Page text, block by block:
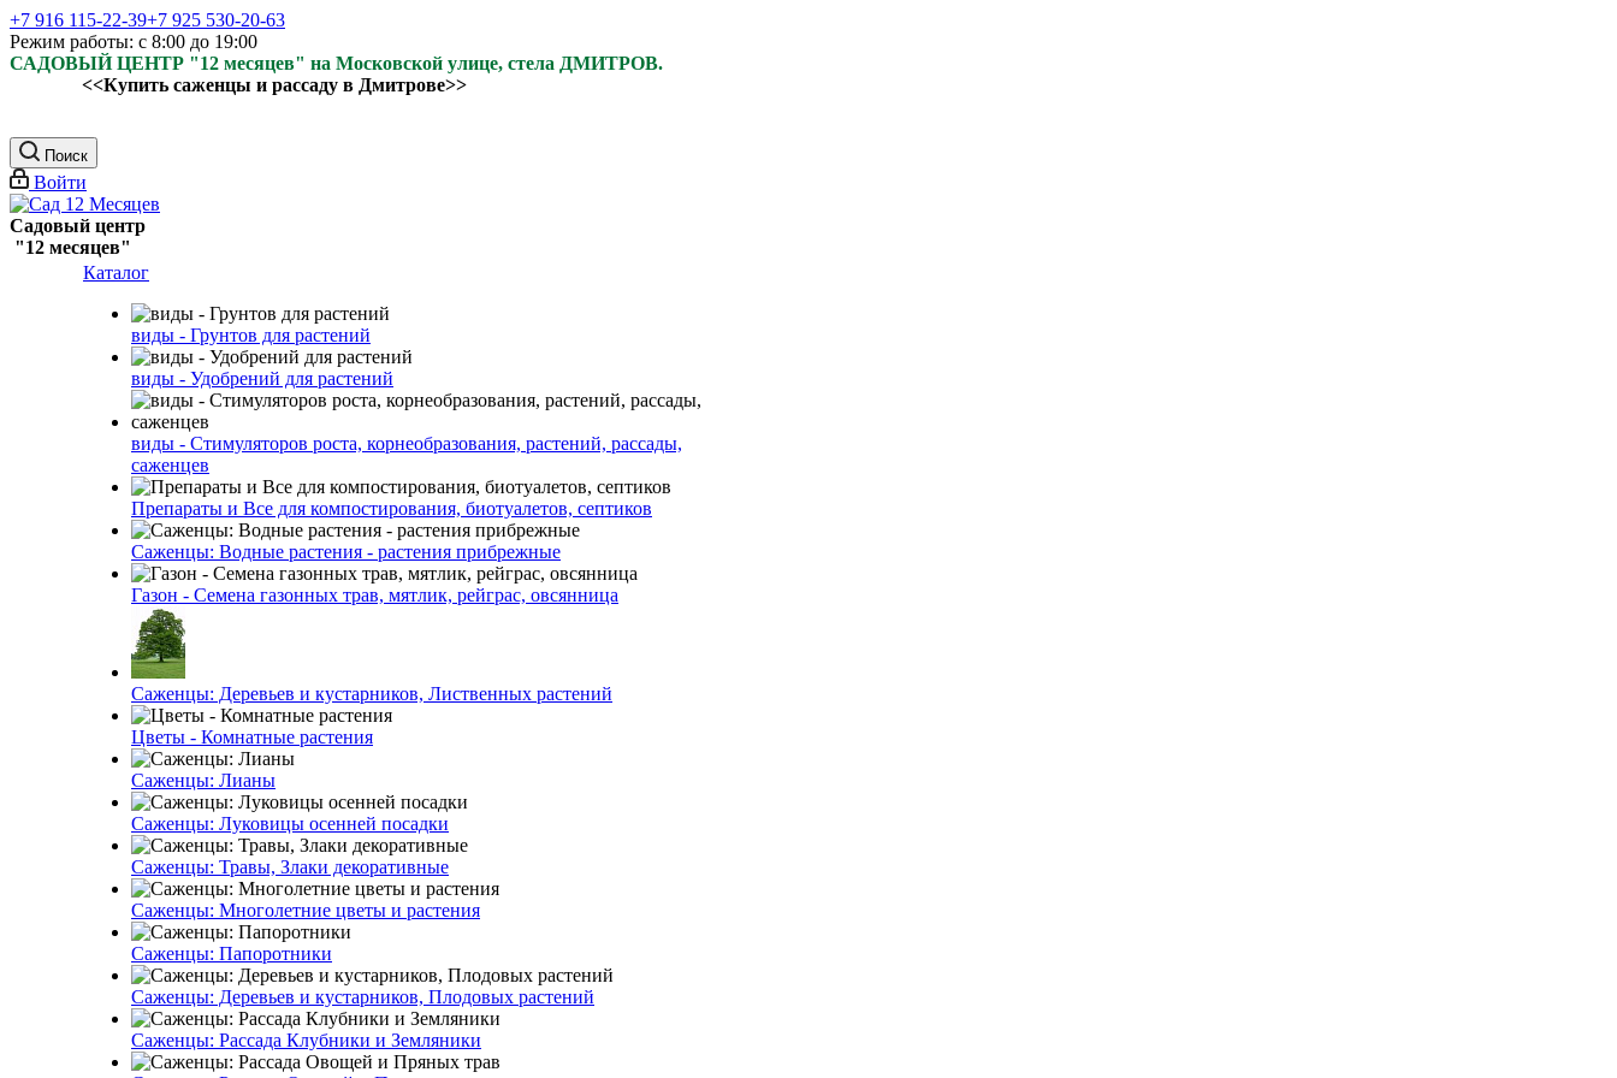
+7 916 115-22-39+7 925 530-20-63
Режим работы: с 8:00 до 19:00
САДОВЫЙ ЦЕНТР "12 месяцев" на Московской улице, стела ДМИТРОВ.
<<Купить саженцы и рассаду в Дмитрове>>
Поиск
Войти
Садовый центр
"12 месяцев"
Каталог
виды - Грунтов для растений
виды - Удобрений для растений
виды - Стимуляторов роста, корнеобразования, растений, рассады,
саженцев
Препараты и Все для компостирования, биотуалетов, септиков
Саженцы: Водные растения - растения прибрежные
Газон - Семена газонных трав, мятлик, рейграс, овсянница
Саженцы: Деревьев и кустарников, Лиственных растений
Цветы - Комнатные растения
Саженцы: Лианы
Саженцы: Луковицы осенней посадки
Саженцы: Травы, Злаки декоративные
Саженцы: Многолетние цветы и растения
Саженцы: Папоротники
Саженцы: Деревьев и кустарников, Плодовых растений
Саженцы: Рассада Клубники и Земляники